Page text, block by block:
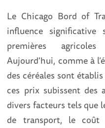
Le Chicago Bord of
influence
premières
Aujourd'hui, comme à
des céréales sont
ces prix subissent des
divers facteurs tels que
de transport, le